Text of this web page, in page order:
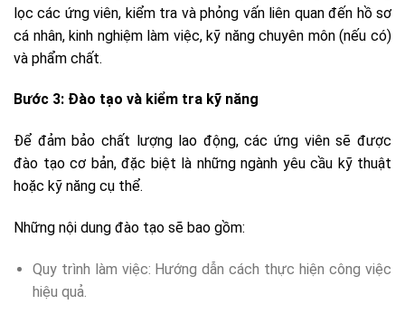
lọc các ứng viên, kiểm tra và phỏng vấn liên quan đến hồ sơ
cá nhân, kinh nghiệm làm việc, kỹ năng chuyên môn (nếu có)
và phẩm chất.
Bước 3: Đào tạo và kiểm tra kỹ năng
Để đảm bảo chất lượng lao động, các ứng viên sẽ được
đào tạo cơ bản, đặc biệt là những ngành yêu cầu kỹ thuật
hoặc kỹ năng cụ thể.
Những nội dung đào tạo sẽ bao gồm:
Quy trình làm việc: Hướng dẫn cách thực hiện công việc
hiệu quả.